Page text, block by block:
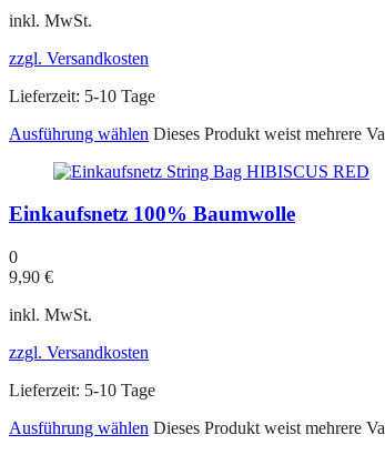
inkl. MwSt.
zzgl. Versandkosten
Lieferzeit: 5-10 Tage
Ausführung wählen Dieses Produkt weist mehrere
Einkaufsnetz 100% Baumwolle
0
9,90 €
inkl. MwSt.
zzgl. Versandkosten
Lieferzeit: 5-10 Tage
Ausführung wählen Dieses Produkt weist mehrere